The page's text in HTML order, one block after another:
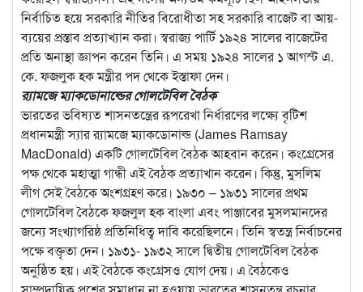
নির্বাচিত হয়ে সরকারি নীতির বিরোধীতা সহ সরকারি বাজেট বা আয়-
ব্যয়ের প্রস্তাব প্রত্যাখ্যান করা। স্বরাজ্য পার্টি ১৯২৪ সালের বাজেটের
প্রতি অনাস্থা জ্ঞাপন করেন তিনি। এ সময় ১৯২৪ সালের ১ আগস্ট এ.
কে. ফজলুক হক মন্ত্রীর পদ থেকে ইস্তাফা দেন।
র‌্যামজে ম্যাকডোনাল্ডের গোলটেবিল বৈঠক
ভারতের ভবিষ্যত শাসনতন্ত্রের রূপরেখা নির্ধারণের লক্ষ্যে বৃটিশ
প্রধানমন্ত্রী স্যার র‌্যামজে ম্যাকডোনাল্ড (James Ramsay
MacDonald) একটি গোলটেবিল বৈঠক আহবান করেন। কংগ্রেসের
পক্ষ থেকে মহাত্মা গান্ধী এই বৈঠক প্রত্যাখান করেন। কিন্তু, মুসলিম
লীগ সেই বৈঠকে অংশগ্রহণ করে। ১৯৩০ – ১৯৩১ সালের প্রথম
গোলটেবিল বৈঠকে ফজলুল হক বাংলা এবং পাঞ্জাবের মুসলমানদের
জন্যে সংখ্যাগরিষ্ঠ প্রতিনিধিত্ব দাবি করেছিলনে। তিনি স্বতন্ত্র নির্বাচনের
পক্ষে বক্তৃতা দেন। ১৯৩১- ১৯৩২ সালে দ্বিতীয় গোলটেবিল বৈঠক
অনুষ্ঠিত হয়। এই বৈঠকে কংগ্রেসও যোগ দেয়। এ বৈঠকেও